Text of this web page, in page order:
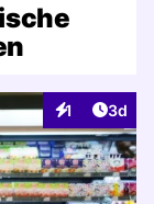
1
Interaktionen
3d